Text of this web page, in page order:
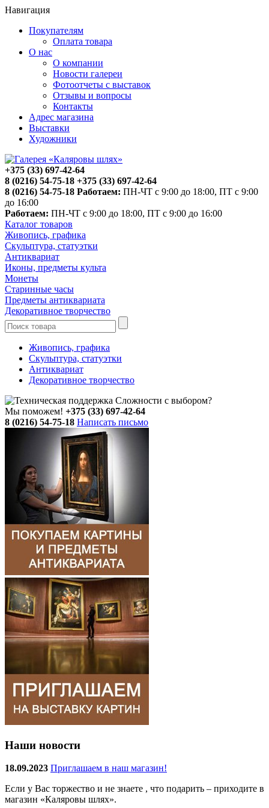
Навигация
Покупателям
Оплата товара
О нас
О компании
Новости галереи
Фотоотчеты с выставок
Отзывы и вопросы
Контакты
Адрес магазина
Выставки
Художники
+375 (33) 697-42-64
8 (0216) 54-75-18 +375 (33) 697-42-64
8 (0216) 54-75-18 Работаем: ПН-ЧТ с 9:00 до 18:00, ПТ с 9:00
до 16:00
Работаем: ПН-ЧТ с 9:00 до 18:00, ПТ с 9:00 до 16:00
Каталог товаров
Живопись, графика
Скульптура, статуэтки
Антиквариат
Иконы, предметы культа
Монеты
Старинные часы
Предметы антиквариата
Декоративное творчество
Живопись, графика
Скульптура, статуэтки
Антиквариат
Декоративное творчество
Сложности с выбором?
Мы поможем! +375 (33) 697-42-64
8 (0216) 54-75-18 Написать письмо
Наши новости
18.09.2023 Приглашаем в наш магазин!
Если у Вас торжество и не знаете , что подарить – приходите в
магазин «Каляровы шлях».